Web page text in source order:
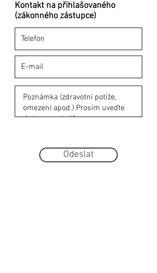
Kontakt na přihlašovaného
(zákonného zástupce)
Odeslat